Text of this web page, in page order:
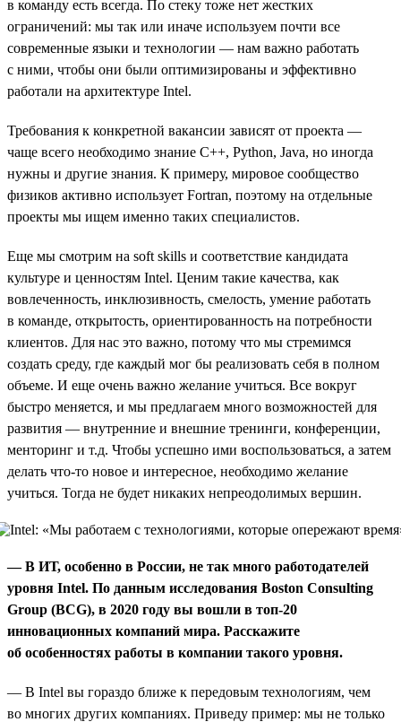
в команду есть всегда. По стеку тоже нет жестких
ограничений: мы так или иначе используем почти все
современные языки и технологии — нам важно работать
с ними, чтобы они были оптимизированы и эффективно
работали на архитектуре Intel.
Требования к конкретной вакансии зависят от проекта —
чаще всего необходимо знание С++, Python, Java, но иногда
нужны и другие знания. К примеру, мировое сообщество
физиков активно использует Fortran, поэтому на отдельные
проекты мы ищем именно таких специалистов.
Еще мы смотрим на soft skills и соответствие кандидата
культуре и ценностям Intel. Ценим такие качества, как
вовлеченность, инклюзивность, смелость, умение работать
в команде, открытость, ориентированность на потребности
клиентов. Для нас это важно, потому что мы стремимся
создать среду, где каждый мог бы реализовать себя в полном
объеме. И еще очень важно желание учиться. Все вокруг
быстро меняется, и мы предлагаем много возможностей для
развития — внутренние и внешние тренинги, конференции,
менторинг и т.д. Чтобы успешно ими воспользоваться, а затем
делать что-то новое и интересное, необходимо желание
учиться. Тогда не будет никаких непреодолимых вершин.
— В ИТ, особенно в России, не так много работодателей
уровня Intel. По данным исследования Boston Consulting
Group (BCG), в 2020 году вы вошли в топ-20
инновационных компаний мира. Расскажите
об особенностях работы в компании такого уровня.
— В Intel вы гораздо ближе к передовым технологиям, чем
во многих других компаниях. Приведу пример: мы не только